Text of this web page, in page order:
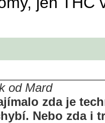
od Mard
zda je
Nebo zda i